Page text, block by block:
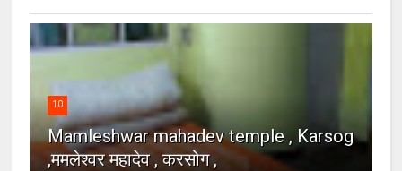
10
Mamleshwar mahadev temple , Karsog
,ममलेश्वर महादेव , करसोग ,